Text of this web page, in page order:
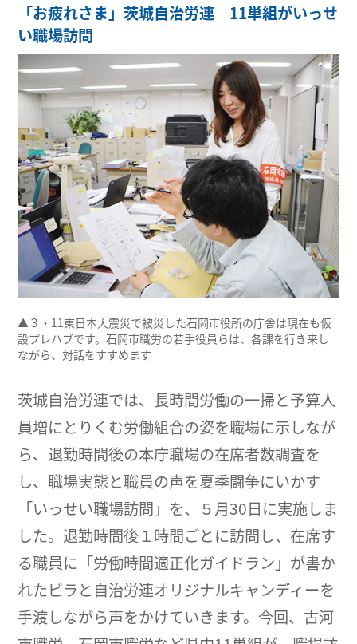
「お疲れさま」茨城自治労連 11単組がいっせ
い職場訪問
▲３・11東日本大震災で被災した石岡市役所の庁舎は現在も仮
設プレハブです。石岡市職労の若手役員らは、各課を行き来し
ながら、対話をすすめます
茨城自治労連では、長時間労働の一掃と予算人
員増にとりくむ労働組合の姿を職場に示しなが
ら、退勤時間後の本庁職場の在席者数調査を
し、職場実態と職員の声を夏季闘争にいかす
「いっせい職場訪問」を、５月30日に実施しま
した。退勤時間後１時間ごとに訪問し、在席す
る職員に「労働時間適正化ガイドラン」が書か
れたビラと自治労連オリジナルキャンディーを
手渡しながら声をかけていきます。今回、古河